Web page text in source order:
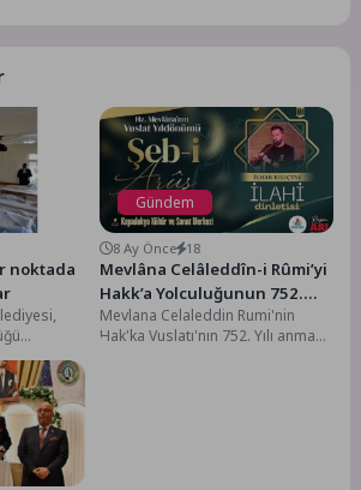
noktada
toplumsal
Gündem
8 Ay Önce 18
Mevlâna Celâleddîn-i Rûmi’yi
Hakk’a Yolculuğunun 752.
Yılında Saygı ve Rahmetle
Anıyoruz
Mevlana Celaleddin Rumi'nin
Hak'ka Vuslatı'nın 752. Yılı anma